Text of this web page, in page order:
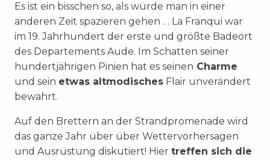
Es ist ein bisschen so, als würde man in einer
anderen Zeit spazieren gehen … La Franqui war
im 19. Jahrhundert der erste und größte Badeort
des Departements Aude. Im Schatten seiner
hundertjährigen Pinien hat es seinen Charme
und sein etwas altmodisches Flair unverändert
bewahrt.
Auf den Brettern an der Strandpromenade wird
das ganze Jahr über über Wettervorhersagen
und Ausrüstung diskutiert! Hier treffen sich die